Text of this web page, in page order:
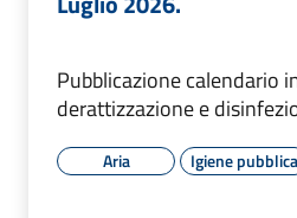
Pubblicazione calendario
derattizzazione e
Aria Igiene pubblica